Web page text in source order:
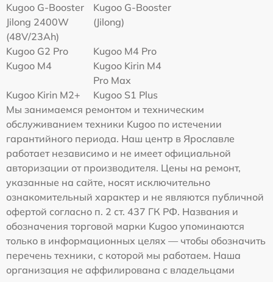
Kugoo G-Booster
Jilong 2400W
(48V/23Ah)
Kugoo G-Booster
(Jilong)
Kugoo G2 Pro
Kugoo M4 Pro
Kugoo M4
Kugoo Kirin M4
Pro Max
Kugoo Kirin M2+
Kugoo S1 Plus
Мы занимаемся ремонтом и техническим
обслуживанием техники Kugoo по истечении
гарантийного периода. Наш центр в Ярославле
работает независимо и не имеет официальной
авторизации от производителя. Цены на ремонт,
указанные на сайте, носят исключительно
ознакомительный характер и не являются публичной
офертой согласно п. 2 ст. 437 ГК РФ. Названия и
обозначения торговой марки Kugoo упоминаются
только в информационных целях — чтобы обозначить
перечень техники, с которой мы работаем. Наша
организация не аффилирована с владельцами